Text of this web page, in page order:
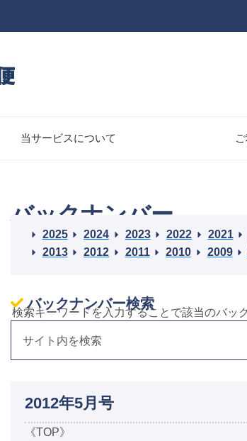
当サービスについて
バックナンバー
2025 2024 2023 2022 2021
2013
2012 2011 2010 2009
バックナンバー検索
検索キーワードを入力することで該当のバッ
2012年5月号
《TOP》